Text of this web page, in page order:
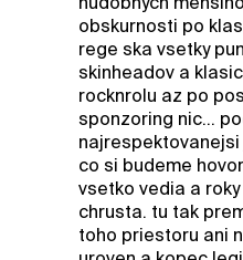
obskurnosti po
rege ska vsetky
skinheadov a
rocknrolu az po
sponzoring nic...
co si budeme
vsetko vedia a
chrusta. tu tak
toho priestoru ani